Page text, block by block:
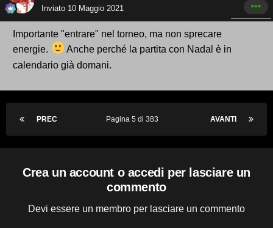
Inviato 10 Maggio 2021
Importante "entrare" nel torneo, ma non sprecare
energie.
Anche perché la partita con Nadal è in
calendario già domani.
PREC AVANTI
Pagina 5 di 383
Crea un account o accedi per lasciare un
commento
Devi essere un membro per lasciare un commento